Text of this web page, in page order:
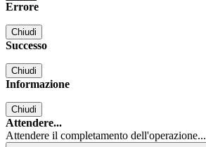
Errore
Chiudi
Successo
Chiudi
Informazione
Chiudi
Attendere...
Attendere il completamento dell'operazione...